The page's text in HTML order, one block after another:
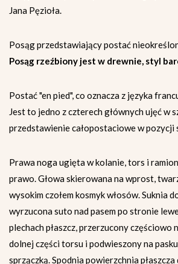
Jana Pęzioła.
Posąg przedstawiający postać
Posąg rzeźbiony jest w drewnie, styl
Postać "en pied", co oznacza z języka
Jest to jedno z czterech głównych ujęć w
przedstawienie całopostaciowe w pozycji
Prawa noga ugięta w kolanie, tors i
prawo. Głowa skierowana na wprost,
wysokim czołem kosmyk włosów. Suknia
wyrzucona suto nad pasem po stronie
plechach płaszcz, przerzucony częściowo
dolnej części torsu i podwieszony na
sprzączką. Spodnia powierzchnia